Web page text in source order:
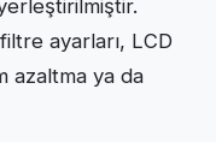
ayarları, LCD
azaltma ya da